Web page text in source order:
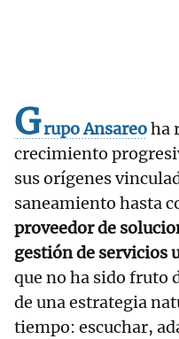
Grupo Ansareoha
crecimiento
sus orígenes
saneamiento hasta
proveedor de
gestión de servicios
que no ha sido fruto
de una estrategia
tiempo: escuchar,